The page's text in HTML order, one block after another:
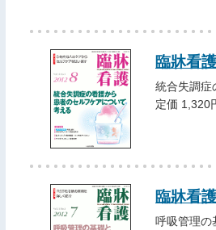
臨牀看
統合失調
定価 1,320
臨牀看
呼吸管理